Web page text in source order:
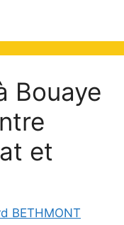
Bouaye
et
BETHMONT